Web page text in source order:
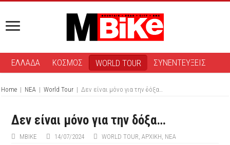
ΕΛΛΑΔΑ ΚΟΣΜΟΣ WORLD TOUR ΣΥΝΕΝΤΕΥΞΕΙΣ
Home | ΝΕΑ | World Tour | Δεν είναι μόνο για την δόξα…
Δεν είναι μόνο για την δόξα…
ΜΒIKE 14/07/2024 WORLD TOUR ,ΑΡΧΙΚΉ ΝΕΑ